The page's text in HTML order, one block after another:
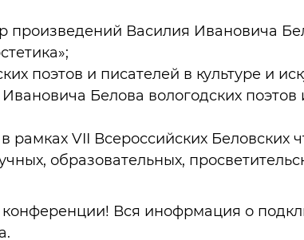
произведений Василия Ивановича
поэтов и писателей в культуре и
Ивановича Белова вологодских
рамках VII Всероссийских Беловских
образовательных,
Вся инофрмация о